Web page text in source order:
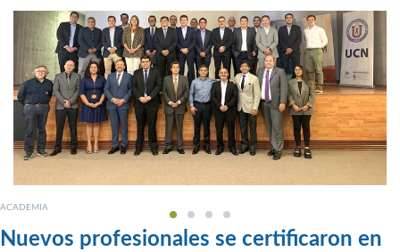
ACADEMIA
Nuevos profesionales se certificaron en